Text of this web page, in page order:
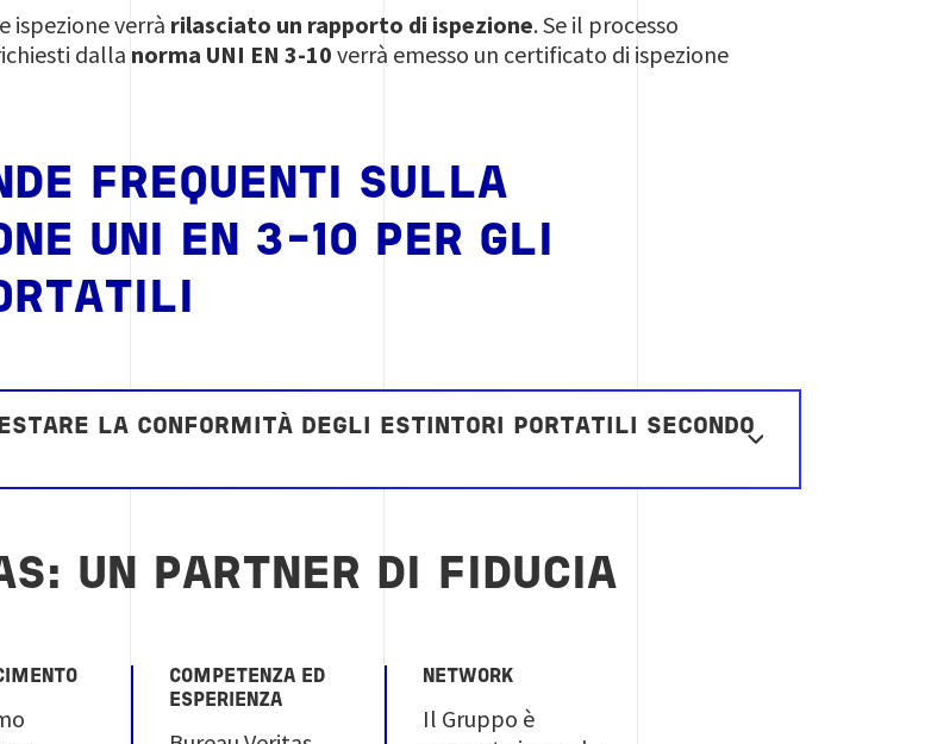
ispezione verrà rilasciato un rapporto di ispezione. Se il processo
dalla norma UNI EN 3-10 verrà emesso un certificato di ispezione
FREQUENTI SULLA
UNI EN 3-10 PER GLI
LA CONFORMITÀ DEGLI ESTINTORI PORTATILI SECONDO
UN PARTNER DI FIDUCIA
COMPETENZA ED
ESPERIENZA
NETWORK
Il Gruppo è